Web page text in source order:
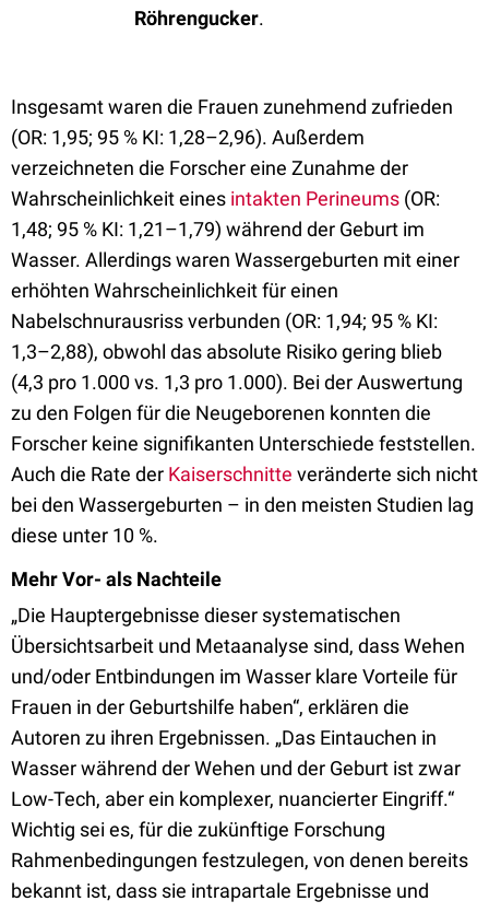
Röhrengucker.
Insgesamt waren die Frauen zunehmend zufrieden
(OR: 1,95; 95 % KI: 1,28–2,96). Außerdem
verzeichneten die Forscher eine Zunahme der
Wahrscheinlichkeit eines intakten Perineums (OR:
1,48; 95 % KI: 1,21–1,79) während der Geburt im
Wasser. Allerdings waren Wassergeburten mit einer
erhöhten Wahrscheinlichkeit für einen
Nabelschnurausriss verbunden (OR: 1,94; 95 % KI:
1,3–2,88), obwohl das absolute Risiko gering blieb
(4,3 pro 1.000 vs. 1,3 pro 1.000). Bei der Auswertung
zu den Folgen für die Neugeborenen konnten die
Forscher keine signifikanten Unterschiede feststellen.
Auch die Rate der Kaiserschnitte veränderte sich nicht
bei den Wassergeburten – in den meisten Studien lag
diese unter 10 %.
Mehr Vor- als Nachteile
„Die Hauptergebnisse dieser systematischen
Übersichtsarbeit und Metaanalyse sind, dass Wehen
und/oder Entbindungen im Wasser klare Vorteile für
Frauen in der Geburtshilfe haben“, erklären die
Autoren zu ihren Ergebnissen. „Das Eintauchen in
Wasser während der Wehen und der Geburt ist zwar
Low-Tech, aber ein komplexer, nuancierter Eingriff.“
Wichtig sei es, für die zukünftige Forschung
Rahmenbedingungen festzulegen, von denen bereits
bekannt ist, dass sie intrapartale Ergebnisse und